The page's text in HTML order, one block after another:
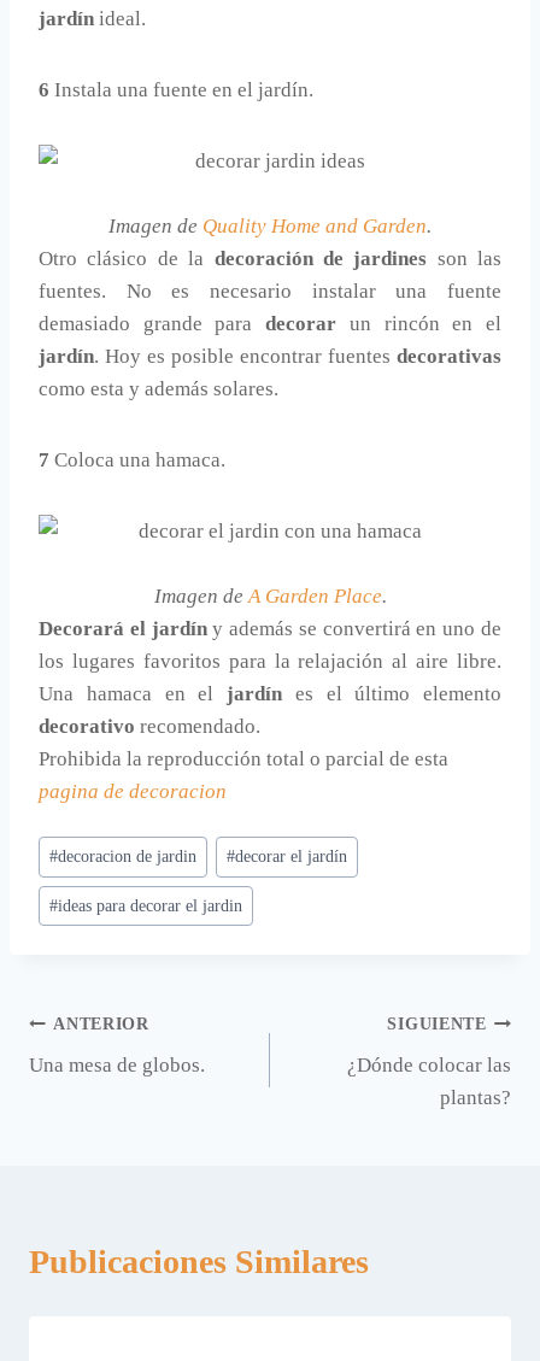
jardín ideal.
6 Instala una fuente en el jardín.
Imagen de Quality Home and Garden.
Otro clásico de la decoración de jardines son las
fuentes. No es necesario instalar una fuente
demasiado grande paradecorar un rincón en el
jardín. Hoy es posible encontrar fuentes decorativas
como esta y además solares.
7 Coloca una hamaca.
Imagen deA Garden Place.
Decorará el jardíny además se convertirá en uno de
los lugares favoritos para la relajación al aire libre.
Una hamaca en el jardín es el último elemento
decorativo recomendado.
Prohibida la reproducción total o parcial de esta
pagina de decoracion
Etiquetas
de
la
#decoracion de jardin #decorar el jardín
#ideas para decorar el jardin
Navegación
de
ANTERIOR
Una mesa de globos.
SIGUIENTE
¿Dónde colocar las
plantas?
Publicaciones Similares